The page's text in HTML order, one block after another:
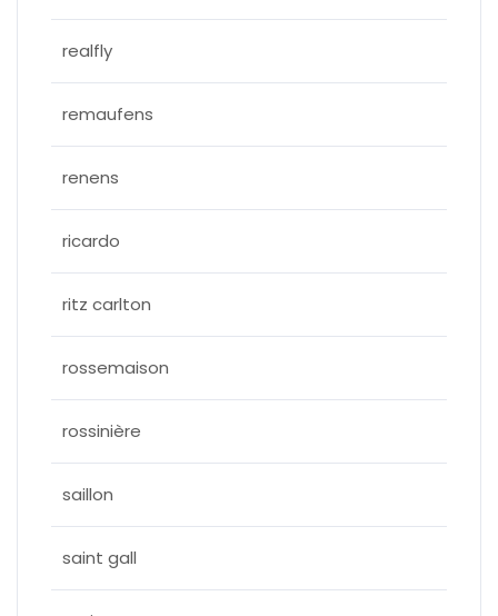
realfly
remaufens
renens
ricardo
ritz carlton
rossemaison
rossinière
saillon
saint gall